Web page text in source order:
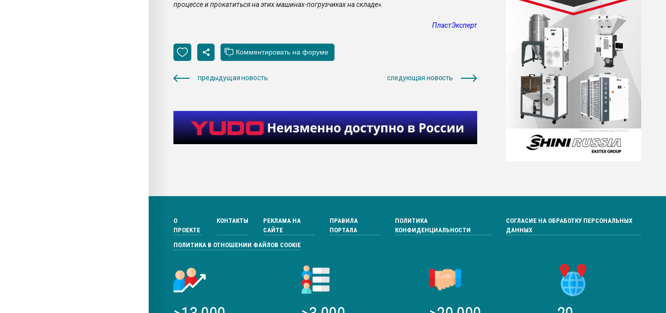
процессе и прокатиться на этих машинах-погрузчиках на складе».
ПластЭксперт
предыдущая новость следующая новость
О
ПРОЕКТЕ
КОНТАКТЫ
РЕКЛАМА НА
САЙТЕ
ПРАВИЛА
ПОРТАЛА
ПОЛИТИКА
КОНФИДЕНЦИАЛЬНОСТИ
СОГЛАСИЕ НА ОБРАБОТКУ ПЕРСОНАЛЬНЫХ
ДАННЫХ
ПОЛИТИКА В ОТНОШЕНИИ ФАЙЛОВ COOKIE